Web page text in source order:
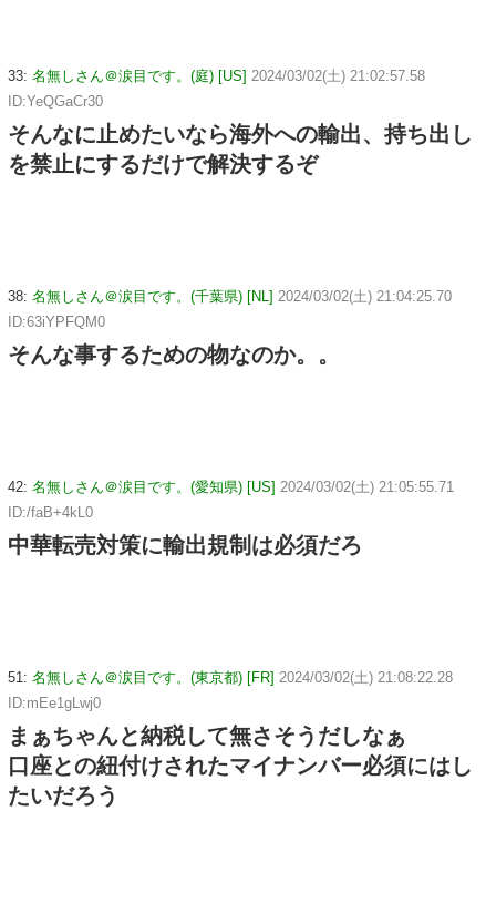
33: 名無しさん＠涙目です。(庭) [US] 2024/03/02(土) 21:02:57.58
ID:YeQGaCr30
そんなに止めたいなら海外への輸出、持ち出し
を禁止にするだけで解決するぞ
38: 名無しさん＠涙目です。(千葉県) [NL] 2024/03/02(土) 21:04:25.70
ID:63iYPFQM0
そんな事するための物なのか。。
42: 名無しさん＠涙目です。(愛知県) [US] 2024/03/02(土) 21:05:55.71
ID:/faB+4kL0
中華転売対策に輸出規制は必須だろ
51: 名無しさん＠涙目です。(東京都) [FR] 2024/03/02(土) 21:08:22.28
ID:mEe1gLwj0
まぁちゃんと納税して無さそうだしなぁ
口座との紐付けされたマイナンバー必須にはし
たいだろう